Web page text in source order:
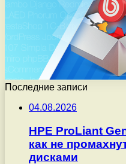
Последние записи
04.08.2026
HPE ProLiant
как не
дисками